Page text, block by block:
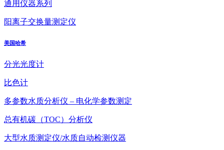
通用仪器系列
阳离子交换量测定仪
美国哈希
分光光度计
比色计
多参数水质分析仪 – 电化学参数测定
总有机碳（TOC）分析仪
大型水质测定仪/水质自动检测仪器